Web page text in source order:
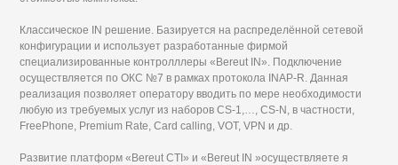
Классическое IN решение. Базируется на распределённой сетевой
конфигурации и использует разработанные фирмой
специализированные контролллеры «Bereut IN». Подключение
осуществляется по ОКС №7 в рамках протокола INAP-R. Данная
реализация позволяет оператору вводить по мере необходимости
любую из требуемых услуг из наборов CS-1,…, CS-N, в частности,
FreePhone, Premium Rate, Card calling, VOT, VPN и др.
Развитие платформ «Bereut CTI» и «Bereut IN »осуществляете я